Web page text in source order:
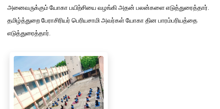
அனைவருக்கும் யோகா பயிற்சியை வழங்கி அதன் பலன்களை எடுத்துரைத்தார்.
தமிழ்த்துறை பேராசிரியர் பெரியசாமி அவர்கள் யோகா தின பாரம்பரியத்தை
எடுத்துரைத்தார்.